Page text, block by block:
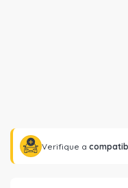
Verifique a